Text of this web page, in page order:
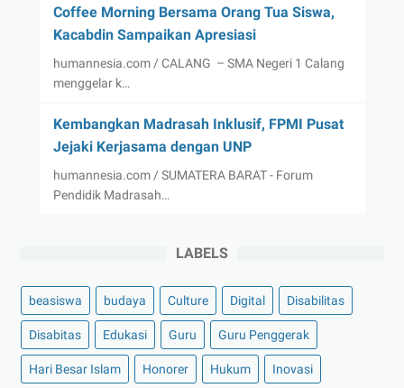
Coffee Morning Bersama Orang Tua Siswa,
Kacabdin Sampaikan Apresiasi
humannesia.com / CALANG – SMA Negeri 1 Calang
menggelar k…
Kembangkan Madrasah Inklusif, FPMI Pusat
Jejaki Kerjasama dengan UNP
humannesia.com / SUMATERA BARAT - Forum
Pendidik Madrasah…
LABELS
beasiswa budaya Culture Digital Disabilitas
Disabitas Edukasi Guru Guru Penggerak
Hari Besar Islam Honorer Hukum Inovasi